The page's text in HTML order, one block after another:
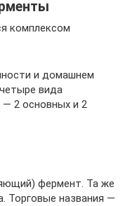
комплексом
и домашнем
вида
— 2 основных и 2
фермент. Та же
Торговые названия —